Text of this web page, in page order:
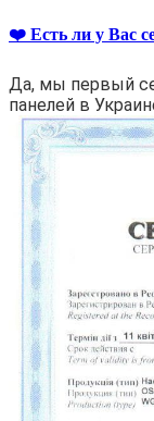
❤️ Есть ли у Вас
Да, мы первый
панелей в